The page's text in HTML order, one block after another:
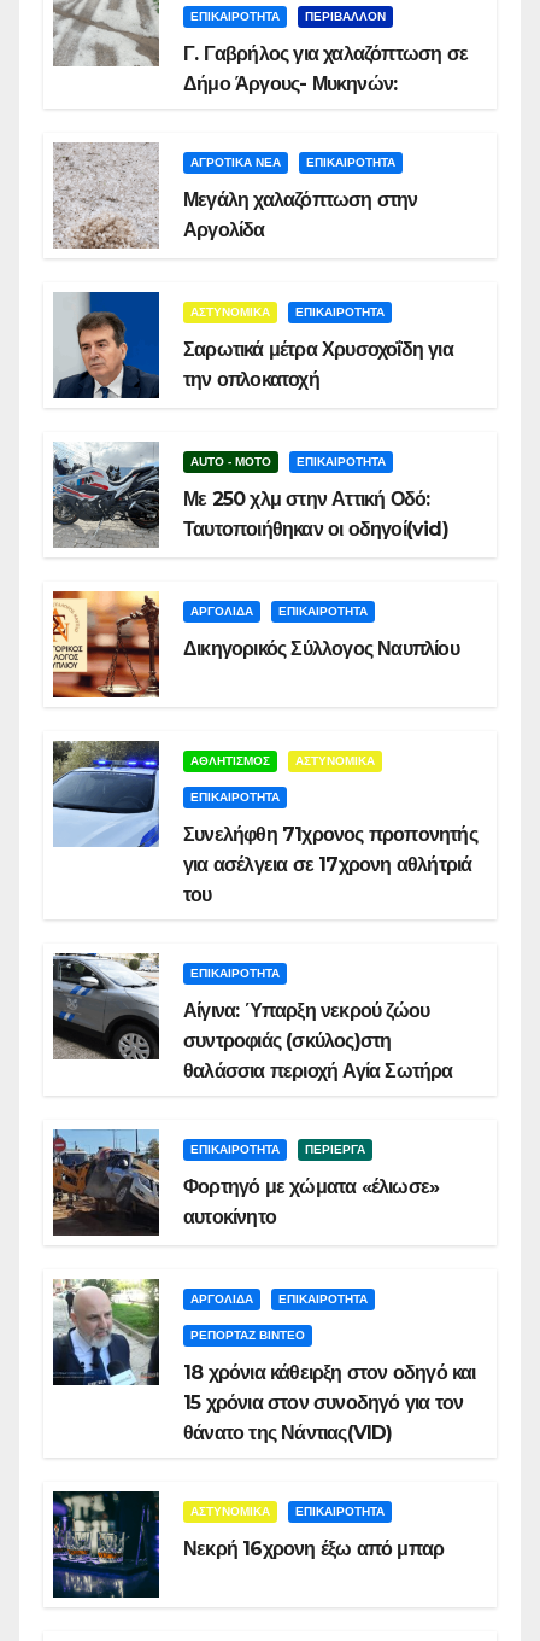
ΕΠΙΚΑΙΡΟΤΗΤΑ ΠΕΡΙΒΑΛΛΟΝ
Γ. Γαβρήλος για χαλαζόπτωση σε
Δήμο Άργους- Μυκηνών:
ΑΓΡΟΤΙΚΑ ΝΕΑ ΕΠΙΚΑΙΡΟΤΗΤΑ
Μεγάλη χαλαζόπτωση στην
Αργολίδα
ΑΣΤΥΝΟΜΙΚΑ ΕΠΙΚΑΙΡΟΤΗΤΑ
Σαρωτικά μέτρα Χρυσοχοΐδη για
την οπλοκατοχή
AUTO - MOTO ΕΠΙΚΑΙΡΟΤΗΤΑ
Με 250 χλμ στην Αττική Οδό:
Ταυτοποιήθηκαν οι οδηγοί(vid)
ΑΡΓΟΛΙΔΑ ΕΠΙΚΑΙΡΟΤΗΤΑ
Δικηγορικός Σύλλογος Ναυπλίου
ΑΘΛΗΤΙΣΜΟΣ ΑΣΤΥΝΟΜΙΚΑ
ΕΠΙΚΑΙΡΟΤΗΤΑ
Συνελήφθη 71χρονος προπονητής
για ασέλγεια σε 17χρονη αθλήτριά
του
ΕΠΙΚΑΙΡΟΤΗΤΑ
Αίγινα: Ύπαρξη νεκρού ζώου
συντροφιάς (σκύλος)στη
θαλάσσια περιοχή Αγία Σωτήρα
ΕΠΙΚΑΙΡΟΤΗΤΑ ΠΕΡΙΕΡΓΑ
Φορτηγό με χώματα «έλιωσε»
αυτοκίνητο
ΑΡΓΟΛΙΔΑ ΕΠΙΚΑΙΡΟΤΗΤΑ
ΡΕΠΟΡΤΑΖ ΒΙΝΤΕΟ
18 χρόνια κάθειρξη στον οδηγό και
15 χρόνια στον συνοδηγό για τον
θάνατο της Νάντιας(VID)
ΑΣΤΥΝΟΜΙΚΑ ΕΠΙΚΑΙΡΟΤΗΤΑ
Νεκρή 16χρονη έξω από μπαρ